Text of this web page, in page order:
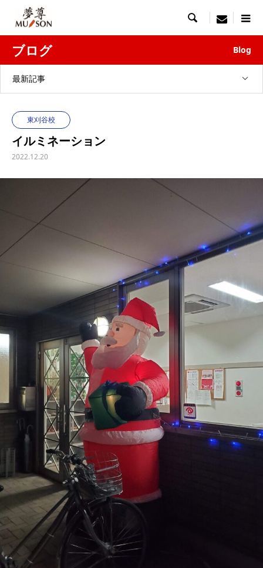
 menu
ブログ Blog
最新記事
東刈谷校
イルミネーション
2022.12.20